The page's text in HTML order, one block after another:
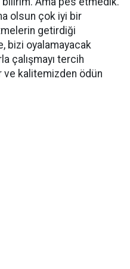
olsun çok iyi bir
getirdiği
bizi oyalamayacak
çalışmayı tercih
ve kalitemizden ödün